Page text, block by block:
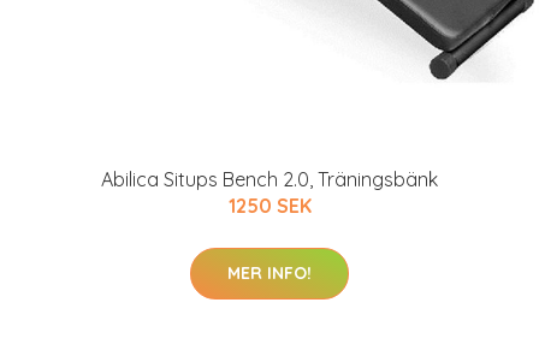
Abilica Situps Bench 2.0, Träningsbänk
1250 SEK
MER INFO!